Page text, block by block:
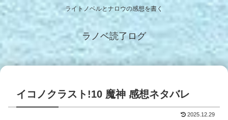
ライトノベルとナロウの感想を書く
ラノベ読了ログ
イコノクラスト!10 魔神 感想ネタバレ
2025.12.29